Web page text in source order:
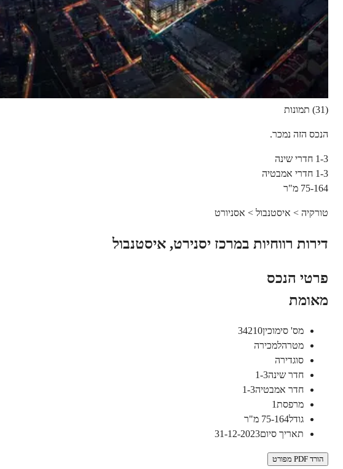
(31) תמונות
הנכס הזה נמכר.
1-3 חדרי שינה
1-3 חדרי אמבטיה
75-164 מ"ר
טורקיה > איסטנבול > אסניורט
דירות רווחיות במרכז יסנירט, איסטנבול
פרטי הנכס
מאומת
מס' סימוכין34210
מטרהלמכירה
סוגדירה
חדר שינה1-3
חדר אמבטיה1-3
מרפסת1
גודל75-164 מ"ר
תאריך סיום31-12-2023
הורד PDF מפורט